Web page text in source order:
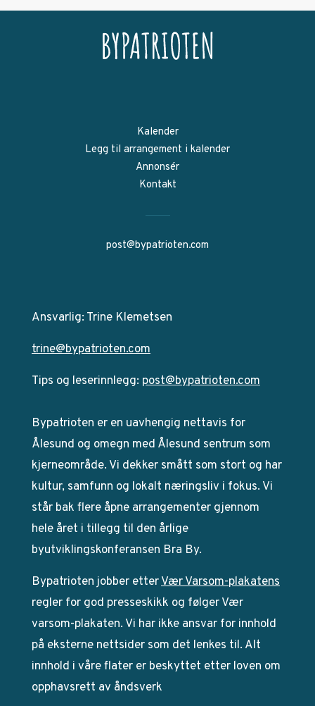
Kalender
Legg til arrangement i kalender
Annonsér
Kontakt
post@bypatrioten.com
Ansvarlig: Trine Klemetsen
trine@bypatrioten.com
Tips og leserinnlegg: post@bypatrioten.com
Bypatrioten er en uavhengig nettavis for
Ålesund og omegn med Ålesund sentrum som
kjerneområde. Vi dekker smått som stort og har
kultur, samfunn og lokalt næringsliv i fokus. Vi
står bak flere åpne arrangementer gjennom
hele året i tillegg til den årlige
byutviklingskonferansen Bra By.
Bypatrioten jobber etterVær Varsom-plakatens
regler for god presseskikk og følger Vær
varsom-plakaten. Vi har ikke ansvar for innhold
på eksterne nettsider som det lenkes til. Alt
innhold i våre flater er beskyttet etter loven om
opphavsrett av åndsverk